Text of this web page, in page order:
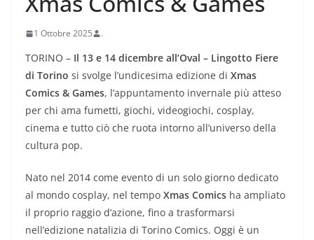
1 Ottobre 2025 .
TORINO – Il 13 e 14 dicembre all’Oval – Lingotto Fiere
di Torino si svolge l’undicesima edizione di Xmas
Comics & Games, l’appuntamento invernale più atteso
per chi ama fumetti, giochi, videogiochi, cosplay,
cinema e tutto ciò che ruota intorno all’universo della
cultura pop.
Nato nel 2014 come evento di un solo giorno dedicato
al mondo cosplay, nel tempo Xmas Comics ha ampliato
il proprio raggio d’azione, fino a trasformarsi
nell’edizione natalizia di Torino Comics. Oggi è un